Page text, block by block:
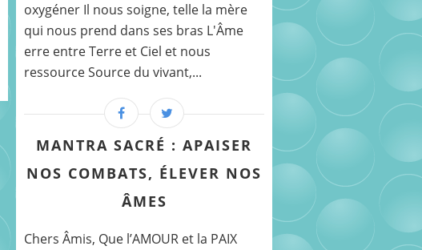
oxygéner Il nous soigne, telle la mère
qui nous prend dans ses bras L'Âme
erre entre Terre et Ciel et nous
ressource Source du vivant,...
MANTRA SACRÉ : APAISER
NOS COMBATS, ÉLEVER NOS
ÂMES
Chers Âmis, Que l’AMOUR et la PAIX